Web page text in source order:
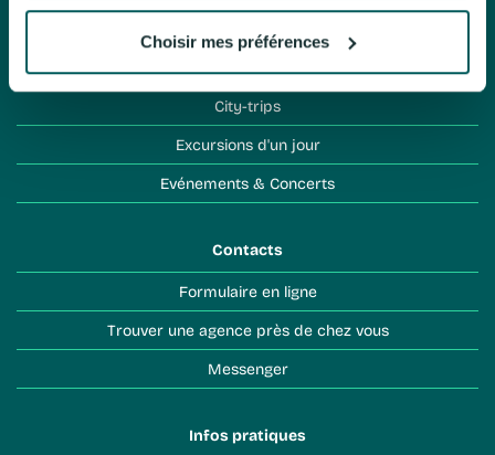
Choisir mes préférences
Croisières
City-trips
Excursions d'un jour
Evénements & Concerts
Contacts
Formulaire en ligne
Trouver une agence près de chez vous
Messenger
Infos pratiques